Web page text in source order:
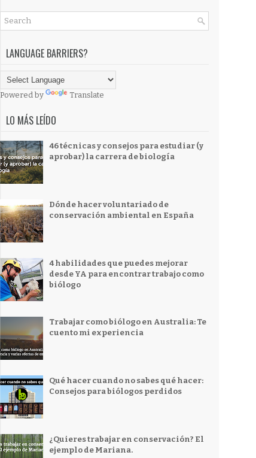
LANGUAGE BARRIERS?
Powered by Translate
LO MÁS LEÍDO
46 técnicas y consejos para estudiar (y
aprobar) la carrera de biología
Dónde hacer voluntariado de
conservación ambiental en España
4 habilidades que puedes mejorar
desde YA para encontrar trabajo como
biólogo
Trabajar como biólogo en Australia: Te
cuento mi experiencia
Qué hacer cuando no sabes qué hacer:
Consejos para biólogos perdidos
¿Quieres trabajar en conservación? El
ejemplo de Mariana.